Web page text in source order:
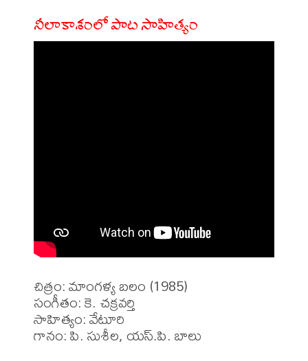
నీలాకాశంలో పాట సాహిత్యం
చిత్రం: మాంగళ్య బలం (1985)
సంగీతం: కె. చక్రవర్తి
సాహిత్యం: వేటూరి
గానం: పి. సుశీల, యస్.పి. బాలు